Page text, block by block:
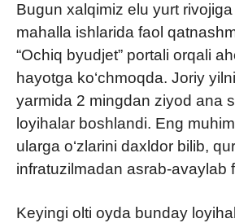
Bugun xalqimiz elu yurt
mahalla ishlarida faol
“Ochiq byudjet” portali orqali
hayotga ko‘chmoqda. Joriy
yarmida 2 mingdan ziyod ana
loyihalar boshlandi. Eng
ularga o‘zlarini daxldor bilib,
infratuzilmadan asrab-avaylab
Keyingi olti oyda bunday